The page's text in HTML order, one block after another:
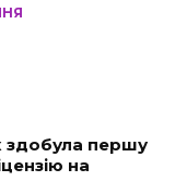
здобула першу
на